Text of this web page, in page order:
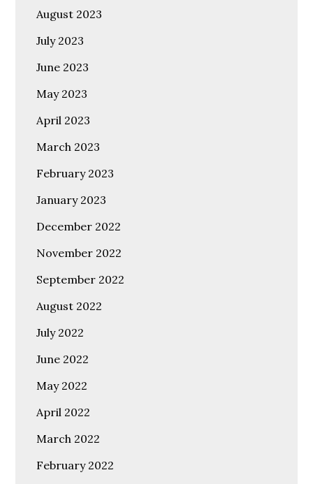
August 2023
July 2023
June 2023
May 2023
April 2023
March 2023
February 2023
January 2023
December 2022
November 2022
September 2022
August 2022
July 2022
June 2022
May 2022
April 2022
March 2022
February 2022